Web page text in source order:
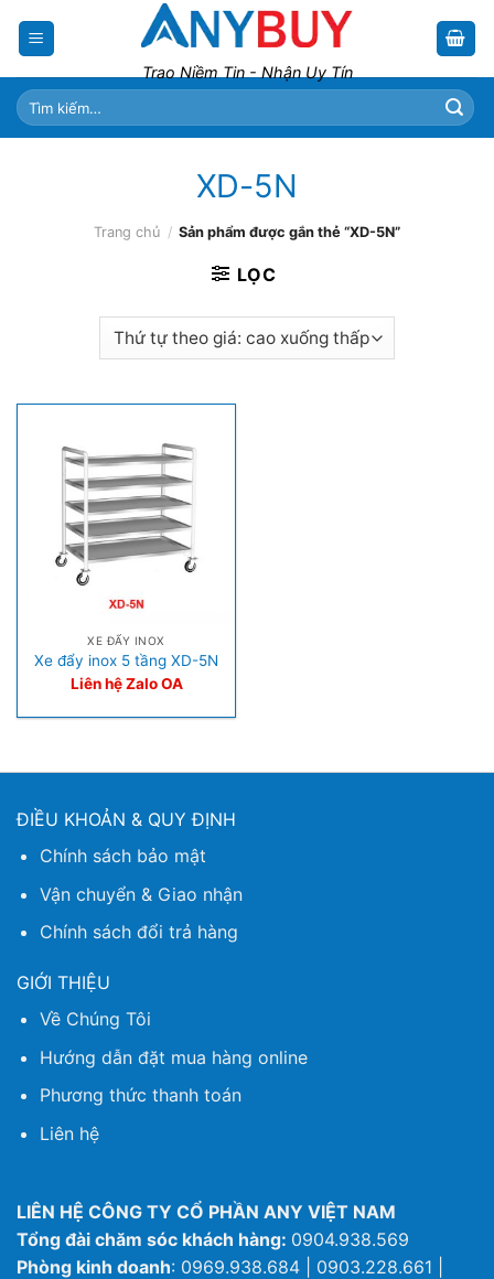
Trao Niềm Tin - Nhận Uy Tín
Tìm
kiếm:
XD-5N
Trang chủ / Sản phẩm được gắn thẻ “XD-5N”
LỌC
XE ĐẨY INOX
Xe đẩy inox 5 tầng XD-5N
Liên hệ Zalo OA
ĐIỀU KHOẢN & QUY ĐỊNH
Chính sách bảo mật
Vận chuyển & Giao nhận
Chính sách đổi trả hàng
GIỚI THIỆU
Về Chúng Tôi
Hướng dẫn đặt mua hàng online
Phương thức thanh toán
Liên hệ
LIÊN HỆ CÔNG TY CỔ PHẦN ANY VIỆT NAM
Tổng đài chăm sóc khách hàng: 0904.938.569
Phòng kinh doanh: 0969.938.684 | 0903.228.661 |